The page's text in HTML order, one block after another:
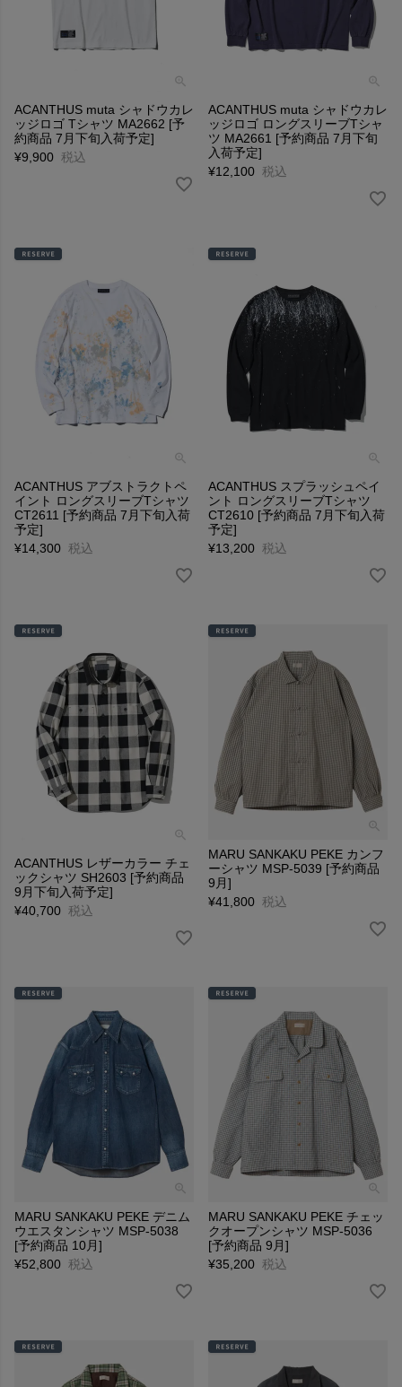
ACANTHUS muta シャドウカレ
ッジロゴ Tシャツ MA2662 [予
約商品 7月下旬入荷予定]
¥9,900 税込
ACANTHUS muta シャドウカレ
ッジロゴ ロングスリーブTシャ
ツ MA2661 [予約商品 7月下旬
入荷予定]
¥12,100 税込
ACANTHUS アブストラクトペ
イント ロングスリーブTシャツ
CT2611 [予約商品 7月下旬入荷
予定]
¥14,300 税込
ACANTHUS スプラッシュペイ
ント ロングスリーブTシャツ
CT2610 [予約商品 7月下旬入荷
予定]
¥13,200 税込
ACANTHUS レザーカラー チェ
ックシャツ SH2603 [予約商品
9月下旬入荷予定]
¥40,700 税込
MARU SANKAKU PEKE カンフ
ーシャツ MSP-5039 [予約商品
9月]
¥41,800 税込
MARU SANKAKU PEKE デニム
ウエスタンシャツ MSP-5038
[予約商品 10月]
¥52,800 税込
MARU SANKAKU PEKE チェッ
クオープンシャツ MSP-5036
[予約商品 9月]
¥35,200 税込